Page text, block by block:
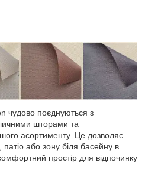
чудово поєднуються з
шторами та
асортименту. Це дозволяє
або зону біля басейну в
простір для відпочинку